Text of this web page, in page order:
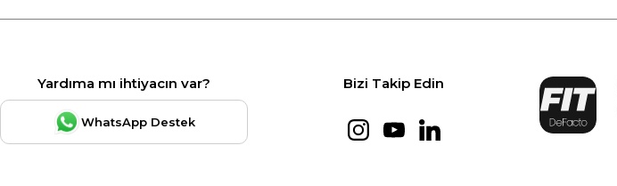
Yardıma mı ihtiyacın var?
WhatsApp Destek
Bizi Takip Edin